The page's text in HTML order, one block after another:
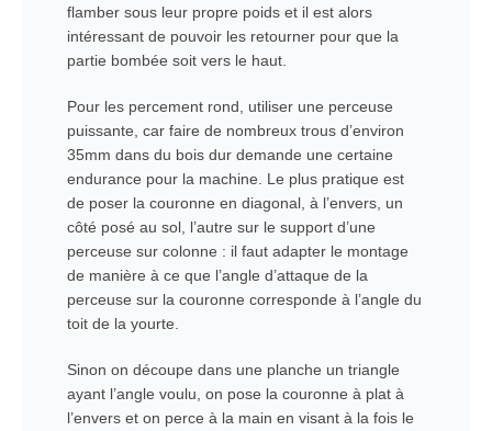
flamber sous leur propre poids et il est alors
intéressant de pouvoir les retourner pour que la
partie bombée soit vers le haut.
Pour les percement rond, utiliser une perceuse
puissante, car faire de nombreux trous d’environ
35mm dans du bois dur demande une certaine
endurance pour la machine. Le plus pratique est
de poser la couronne en diagonal, à l’envers, un
côté posé au sol, l’autre sur le support d’une
perceuse sur colonne : il faut adapter le montage
de manière à ce que l’angle d’attaque de la
perceuse sur la couronne corresponde à l’angle du
toit de la yourte.
Sinon on découpe dans une planche un triangle
ayant l’angle voulu, on pose la couronne à plat à
l’envers et on perce à la main en visant à la fois le